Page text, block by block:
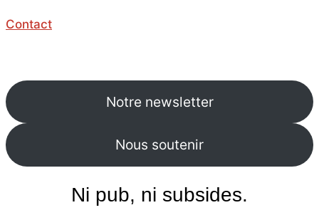
Contact
Notre newsletter
Nous soutenir
Ni pub, ni subsides.